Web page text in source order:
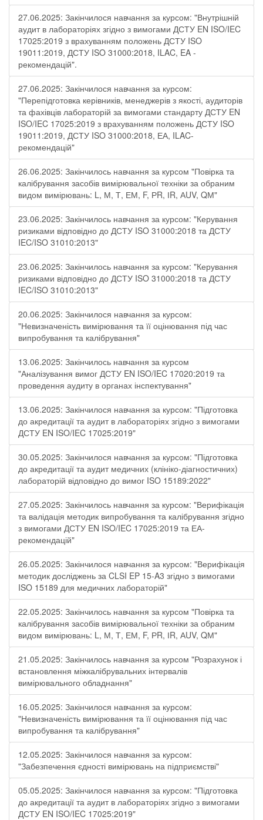
27.06.2025: Закінчилося навчання за курсом: "Внутрішній
аудит в лабораторіях згідно з вимогами ДСТУ EN ISO/IEC
17025:2019 з врахуванням положень ДСТУ ISO
19011:2019, ДСТУ ISO 31000:2018, ILAC, EA -
рекомендацій".
27.06.2025: Закінчилося навчання за курсом:
"Перепідготовка керівників, менеджерів з якості, аудиторів
та фахівців лабораторій за вимогами стандарту ДСТУ EN
ISO/IEC 17025:2019 з врахуванням положень ДСТУ ISO
19011:2019, ДСТУ ISO 31000:2018, ЕА, ILAC-
рекомендацій"
26.06.2025: Закінчилось навчання за курсом "Повірка та
калібрування засобів вимірювальної техніки за обраним
видом вимірювань: L, М, Т, ЕМ, F, РR, ІR, АUV, QМ"
23.06.2025: Закінчилось навчання за курсом: "Керування
ризиками відповідно до ДСТУ ISO 31000:2018 та ДСТУ
IEC/ISO 31010:2013"
23.06.2025: Закінчилось навчання за курсом: "Керування
ризиками відповідно до ДСТУ ISO 31000:2018 та ДСТУ
IEC/ISO 31010:2013"
20.06.2025: Закінчилося навчання за курсом:
"Невизначеність вимірювання та її оцінювання під час
випробування та калібрування"
13.06.2025: Закінчилось навчання за курсом
"Аналізування вимог ДСТУ EN ISO/IEC 17020:2019 та
проведення аудиту в органах інспектування"
13.06.2025: Закінчилося навчання за курсом: "Підготовка
до акредитації та аудит в лабораторіях згідно з вимогами
ДСТУ EN ISO/IEC 17025:2019"
30.05.2025: Закінчилося навчання за курсом: "Підготовка
до акредитації та аудит медичних (клініко-діагностичних)
лабораторій відповідно до вимог ISO 15189:2022"
27.05.2025: Закінчилось навчання за курсом: "Верифікація
та валідація методик випробування та калібрування згідно
з вимогами ДСТУ EN ISO/IEC 17025:2019 та ЕА-
рекомендацій"
26.05.2025: Закінчилося навчання за курсом: "Верифікація
методик досліджень за CLSI EP 15-A3 згідно з вимогами
ISO 15189 для медичних лабораторій"
22.05.2025: Закінчилось навчання за курсом "Повірка та
калібрування засобів вимірювальної техніки за обраним
видом вимірювань: L, М, Т, ЕМ, F, РR, ІR, АUV, QМ"
21.05.2025: Закінчилось навчання за курсом "Розрахунок і
встановлення міжкалібрувальних інтервалів
вимірювального обладнання"
16.05.2025: Закінчилося навчання за курсом:
"Невизначеність вимірювання та її оцінювання під час
випробування та калібрування"
12.05.2025: Закінчилося навчання за курсом:
"Забезпечення єдності вимірювань на підприємстві"
05.05.2025: Закінчилося навчання за курсом: "Підготовка
до акредитації та аудит в лабораторіях згідно з вимогами
ДСТУ EN ISO/IEC 17025:2019"